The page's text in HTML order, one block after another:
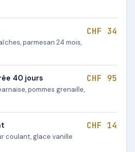
parmesan 24 mois,
CHF 34
40 jours
pommes grenaille,
CHF 95
coulant, glace vanille
CHF 14